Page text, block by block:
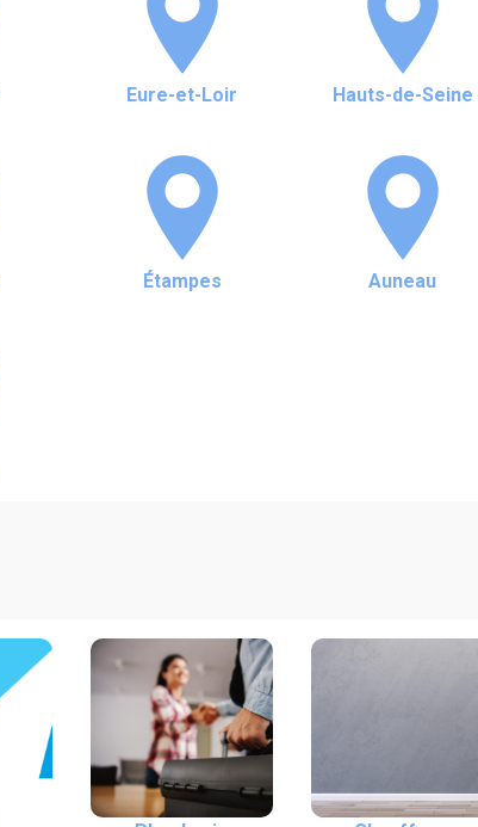
Eure-et-Loir Hauts-de-Seine
Étampes Auneau